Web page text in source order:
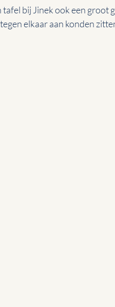
bij Jinek ook een groot
elkaar aan konden